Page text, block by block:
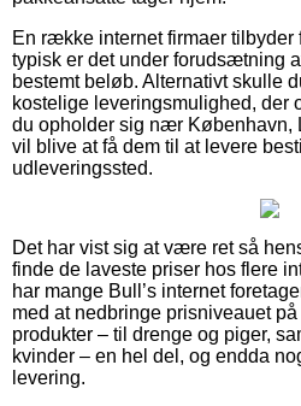
En række internet firmaer tilbyder
typisk er det under forudsætning
bestemt beløb. Alternativt skulle
kostelige leveringsmulighed, der
du opholder sig nær
vil blive at få dem til at levere
udleveringssted.
Det har vist sig at være ret så
finde de laveste priser hos flere
har mange Bull’s internet
med at nedbringe prisniveauet
produkter – til drenge og piger,
kvinder – en hel del, og endda
levering.